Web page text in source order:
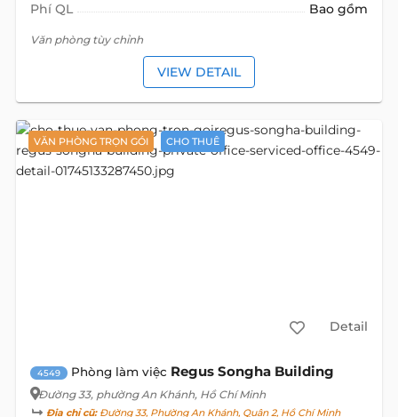
Phí QL Bao gồm
Văn phòng tùy chỉnh
VIEW DETAIL
VĂN PHÒNG TRỌN GÓI CHO THUÊ
Detail
4549 Phòng làm việc Regus Songha Building
Đường 33, phường An Khánh, Hồ Chí Minh
Địa chỉ cũ:Đường 33, Phường An Khánh, Quận 2, Hồ Chí Minh